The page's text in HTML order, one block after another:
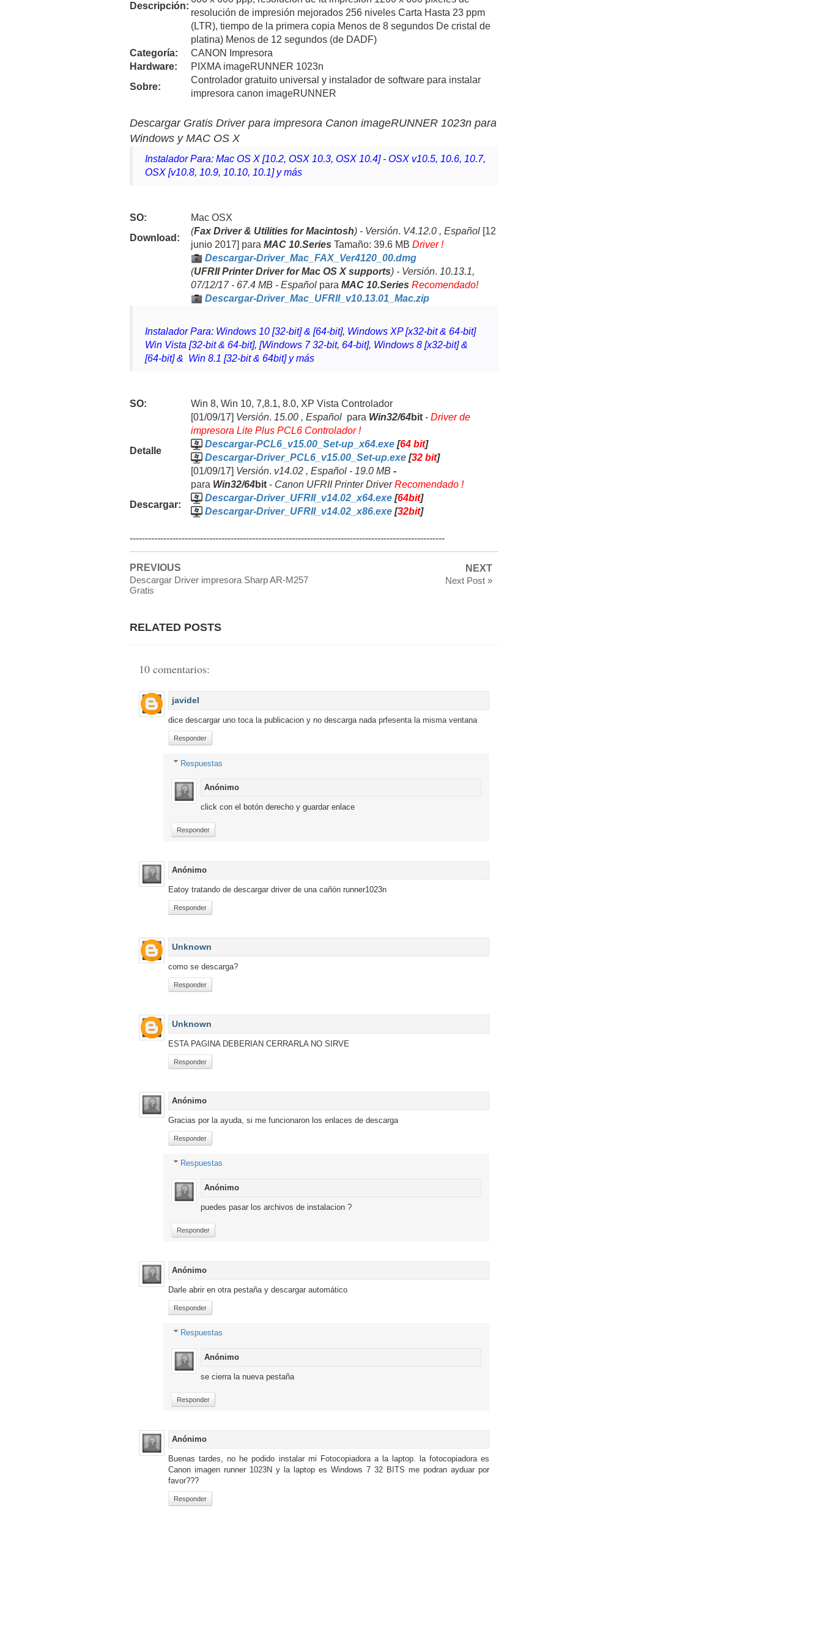
Descripción:
resolución de impresión mejorados 256 niveles Carta Hasta 23 ppm
(LTR), tiempo de la primera copia Menos de 8 segundos De cristal de
platina) Menos de 12 segundos (de DADF)
Categoría:
CANON Impresora
Hardware:
PIXMA imageRUNNER 1023n
Sobre:
Controlador gratuito universal y instalador de software para instalar
impresora canon imageRUNNER
Descargar Gratis Driver para impresora Canon imageRUNNER 1023n para
Windows y MAC OS X
Instalador Para: Mac OS X [10.2, OSX 10.3, OSX 10.4] - OSX v10.5, 10.6, 10.7,
OSX [v10.8, 10.9, 10.10, 10.1] y más
SO:
Mac OSX
Download :
(Fax Driver & Utilities for Macintosh) - Versión. V4.12.0 , Español [12
junio 2017] para MAC 10.Series Tamaño: 39.6 MB Driver !
Descargar-Driver_Mac_FAX_Ver4120_00.dmg
(UFRII Printer Driver for Mac OS X supports) - Versión. 10.13.1,
07/12/17 - 67.4 MB - Español para MAC 10.Series Recomendado!
Descargar-Driver_Mac_UFRII_v10.13.01_Mac.zip
Instalador Para: Windows 10 [32-bit] & [64-bit], Windows XP [x32-bit & 64-bit]
Win Vista [32-bit & 64-bit], [Windows 7 32-bit, 64-bit], Windows 8 [x32-bit] &
[64-bit] & Win 8.1 [32-bit & 64bit] y más
SO: Win 8, Win 10, 7,8.1, 8.0, XP Vista Controlador
Detalle
[01/09/17] Versión. 15.00 , Español para Win32/64bit - Driver de
impresora Lite Plus PCL6 Controlador !
Descargar-PCL6_v15.00_Set-up_x64.exe [64 bit]
Descargar-Driver_PCL6_v15.00_Set-up.exe [32 bit]
[01/09/17] Versión. v14.02 , Español - 19.0 MB -
para Win32/64bit - Canon UFRII Printer Driver Recomendado !
Descargar:
Descargar-Driver_UFRII_v14.02_x64.exe [64bit]
Descargar-Driver_UFRII_v14.02_x86.exe [32bit]
-------------------------------------------------------------------------------------------------------
PREVIOUS
Descargar Driver impresora Sharp AR-M257
Gratis
NEXT
Next Post »
RELATED POSTS
10 comentarios:
javidel
dice descargar uno toca la publicacion y no descarga nada prfesenta la misma ventana
Responder
Respuestas
Anónimo
click con el botón derecho y guardar enlace
Responder
Anónimo
Eatoy tratando de descargar driver de una cañón runner1023n
Responder
Unknown
como se descarga?
Responder
Unknown
ESTA PAGINA DEBERIAN CERRARLA NO SIRVE
Responder
Anónimo
Gracias por la ayuda, si me funcionaron los enlaces de descarga
Responder
Respuestas
Anónimo
puedes pasar los archivos de instalacion ?
Responder
Anónimo
Darle abrir en otra pestaña y descargar automático
Responder
Respuestas
Anónimo
se cierra la nueva pestaña
Responder
Anónimo
Buenas tardes, no he podido instalar mi Fotocopiadora a la laptop. la fotocopiadora es
Canon imagen runner 1023N y la laptop es Windows 7 32 BITS me podran ayduar por
favor???
Responder